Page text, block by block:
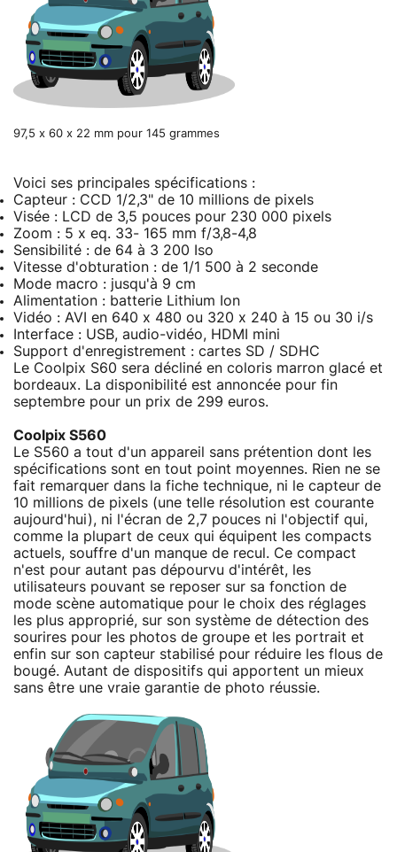
97,5 x 60 x 22 mm pour 145 grammes
Voici ses principales spécifications :
Capteur : CCD 1/2,3" de 10 millions de pixels
Visée : LCD de 3,5 pouces pour 230 000 pixels
Zoom : 5 x eq. 33- 165 mm f/3,8-4,8
Sensibilité : de 64 à 3 200 Iso
Vitesse d'obturation : de 1/1 500 à 2 seconde
Mode macro : jusqu'à 9 cm
Alimentation : batterie Lithium Ion
Vidéo : AVI en 640 x 480 ou 320 x 240 à 15 ou 30 i/s
Interface : USB, audio-vidéo, HDMI mini
Support d'enregistrement : cartes SD / SDHC
Le Coolpix S60 sera décliné en coloris marron glacé et
bordeaux. La disponibilité est annoncée pour fin
septembre pour un prix de 299 euros.
Coolpix S560
Le S560 a tout d'un appareil sans prétention dont les
spécifications sont en tout point moyennes. Rien ne se
fait remarquer dans la fiche technique, ni le capteur de
10 millions de pixels (une telle résolution est courante
aujourd'hui), ni l'écran de 2,7 pouces ni l'objectif qui,
comme la plupart de ceux qui équipent les compacts
actuels, souffre d'un manque de recul. Ce compact
n'est pour autant pas dépourvu d'intérêt, les
utilisateurs pouvant se reposer sur sa fonction de
mode scène automatique pour le choix des réglages
les plus approprié, sur son système de détection des
sourires pour les photos de groupe et les portrait et
enfin sur son capteur stabilisé pour réduire les flous de
bougé. Autant de dispositifs qui apportent un mieux
sans être une vraie garantie de photo réussie.